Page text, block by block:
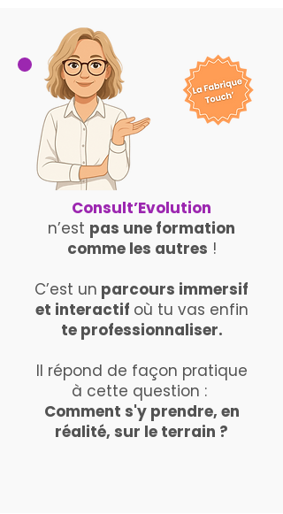
Consult’Evolution
n’est pas une formation
comme les autres !
C’est un parcours immersif
et interactif où tu vas enfin
te professionnaliser.
Il répond de façon pratique
à cette question :
Comment s'y prendre, en
réalité, sur le terrain ?